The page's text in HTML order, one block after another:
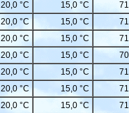
20,0 °C 15,0 °C
20,0 °C 15,0 °C
20,0 °C 15,0 °C
20,0 °C 15,0 °C
20,0 °C 15,0 °C
20,0 °C 15,0 °C
20,0 °C 15,0 °C